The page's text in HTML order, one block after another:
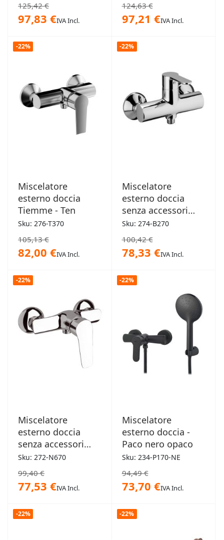
125,42 €
97,83 €IVA Incl.
124,63 €
97,21 €IVA Incl.
-22%
Miscelatore
esterno doccia
Tiemme - Ten
Sku: 276-T370
105,13 €
82,00 €IVA Incl.
-22%
Miscelatore
esterno doccia
senza accessori
Paffoni - Blu
Sku: 274-B270
100,42 €
78,33 €IVA Incl.
-22%
Miscelatore
esterno doccia
senza accessori
Mariani - Essenza
Sku: 272-N670
99,40 €
77,53 €IVA Incl.
-22%
Miscelatore
esterno doccia -
Paco nero opaco
Sku: 234-P170-NE
94,49 €
73,70 €IVA Incl.
-22% -22%